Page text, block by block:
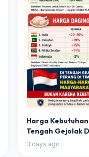
Harga
Tengah Gejolak
dengan Berbagai
3 days ago